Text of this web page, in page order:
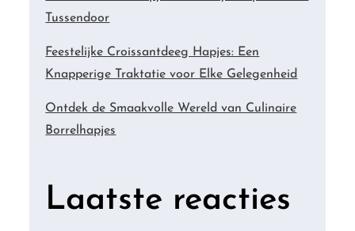
Tussendoor
Feestelijke Croissantdeeg Hapjes: Een
Knapperige Traktatie voor Elke Gelegenheid
Ontdek de Smaakvolle Wereld van Culinaire
Borrelhapjes
Laatste reacties